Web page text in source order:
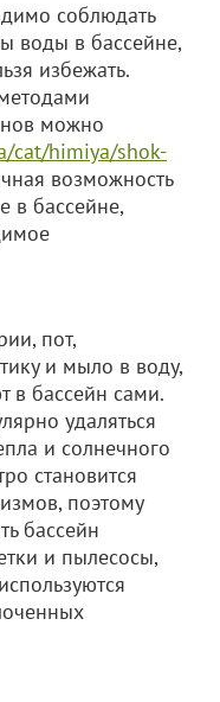
соблюдать
воды в бассейне,
избежать.
можно
cat/himiya/shok-
возможность
в бассейне,
пот,
и мыло в воду,
в бассейн сами.
удаляться
и солнечного
становится
поэтому
бассейн
и пылесосы,